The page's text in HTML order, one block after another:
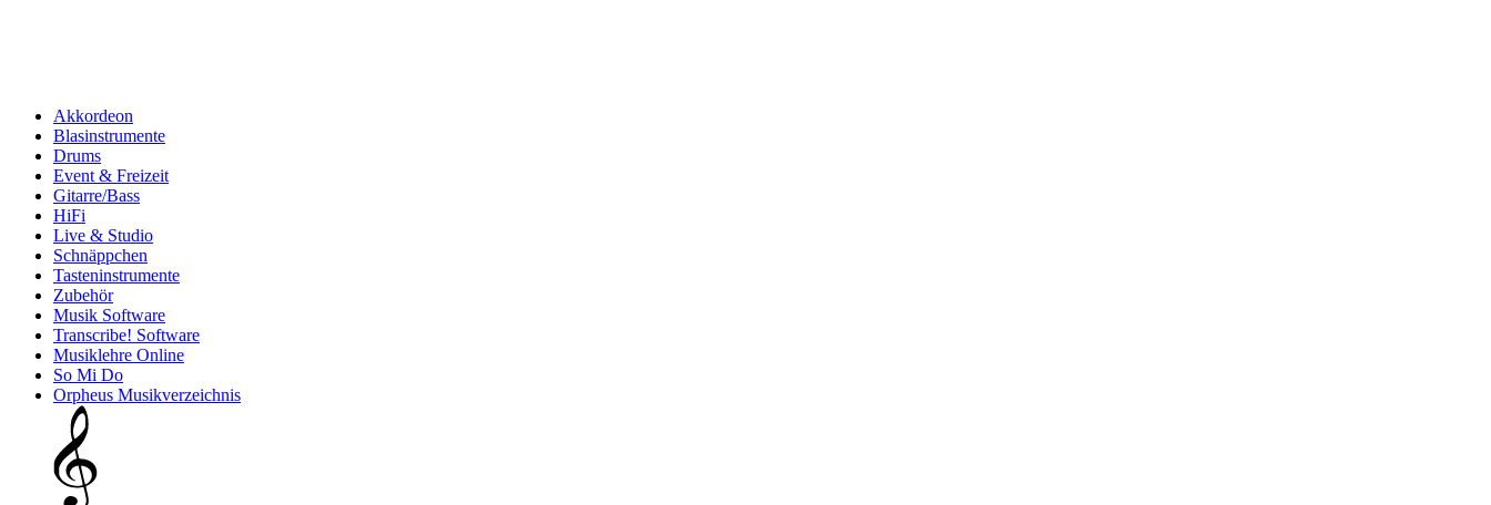
Akkordeon
Blasinstrumente
Drums
Event & Freizeit
Gitarre/Bass
HiFi
Live & Studio
Schnäppchen
Tasteninstrumente
Zubehör
Musik Software
Transcribe! Software
Musiklehre Online
So Mi Do
Orpheus Musikverzeichnis